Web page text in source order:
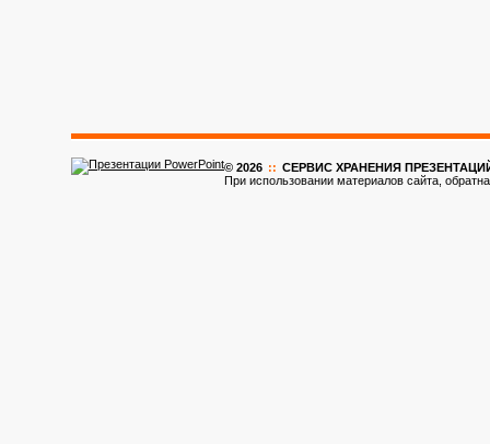
© 2026 :: CЕРВИС ХРАНЕНИЯ ПРЕЗЕНТАЦИЙ
При использовании материалов сайта,